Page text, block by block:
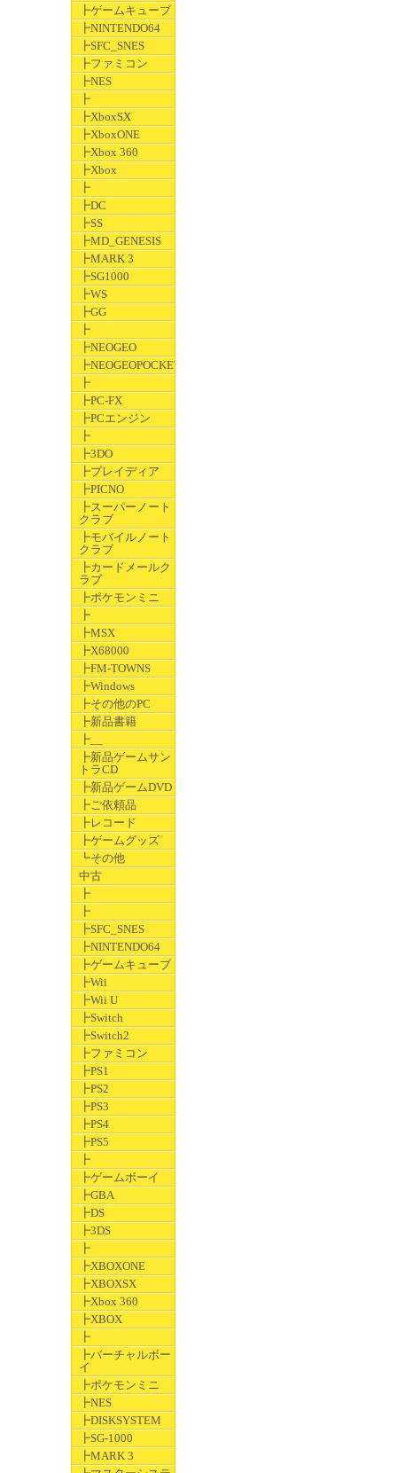
┣ゲームキューブ
┣NINTENDO64
┣SFC_SNES
┣ファミコン
┣NES
┣
┣XboxSX
┣XboxONE
┣Xbox 360
┣Xbox
┣
┣DC
┣SS
┣MD_GENESIS
┣MARK 3
┣SG1000
┣WS
┣GG
┣
┣NEOGEO
┣NEOGEOPOCKET
┣
┣PC-FX
┣PCエンジン
┣
┣3DO
┣プレイディア
┣PICNO
┣スーパーノート
クラブ
┣モバイルノート
クラブ
┣カードメールク
ラブ
┣ポケモンミニ
┣
┣MSX
┣X68000
┣FM-TOWNS
┣Windows
┣その他のPC
┣新品書籍
┣__
┣新品ゲームサン
トラCD
┣新品ゲームDVD
┣ご依頼品
┣レコード
┣ゲームグッズ
┗その他
中古
┣
┣
┣SFC_SNES
┣NINTENDO64
┣ゲームキューブ
┣Wii
┣Wii U
┣Switch
┣Switch2
┣ファミコン
┣PS1
┣PS2
┣PS3
┣PS4
┣PS5
┣
┣ゲームボーイ
┣GBA
┣DS
┣3DS
┣
┣XBOXONE
┣XBOXSX
┣Xbox 360
┣XBOX
┣
┣バーチャルボー
イ
┣ポケモンミニ
┣NES
┣DISKSYSTEM
┣SG-1000
┣MARK 3